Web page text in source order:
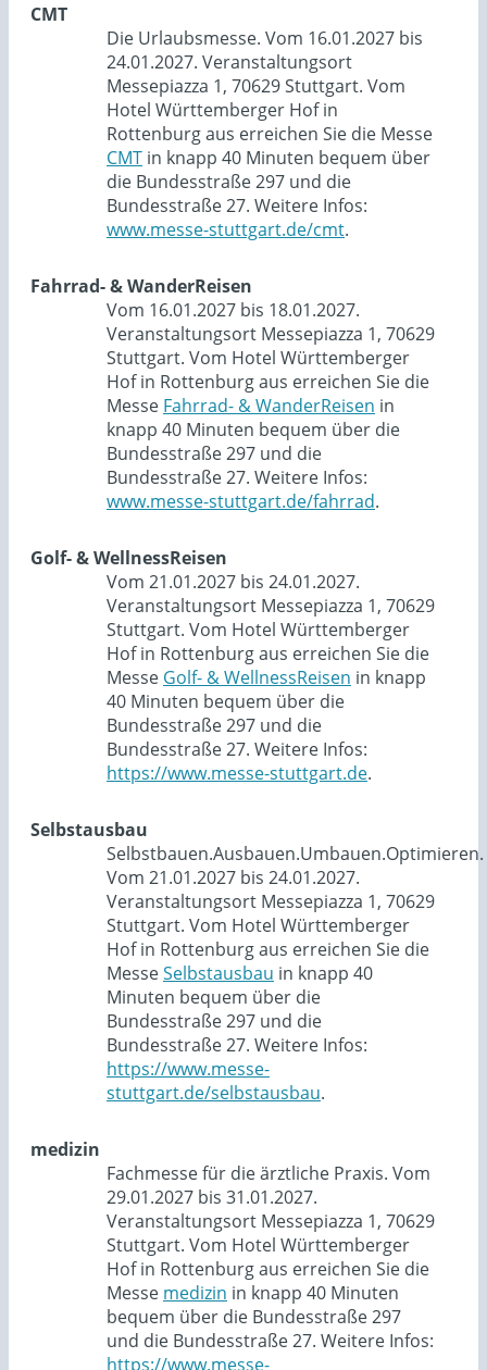
CMT
Die Urlaubsmesse. Vom 16.01.2027 bis
24.01.2027. Veranstaltungsort
Messepiazza 1, 70629 Stuttgart. Vom
Hotel Württemberger Hof in
Rottenburg aus erreichen Sie die Messe
CMT in knapp 40 Minuten bequem über
die Bundesstraße 297 und die
Bundesstraße 27. Weitere Infos:
www.messe-stuttgart.de/cmt.
Fahrrad- & WanderReisen
Vom 16.01.2027 bis 18.01.2027.
Veranstaltungsort Messepiazza 1, 70629
Stuttgart. Vom Hotel Württemberger
Hof in Rottenburg aus erreichen Sie die
Messe Fahrrad- & WanderReisen in
knapp 40 Minuten bequem über die
Bundesstraße 297 und die
Bundesstraße 27. Weitere Infos:
www.messe-stuttgart.de/fahrrad.
Golf- & WellnessReisen
Vom 21.01.2027 bis 24.01.2027.
Veranstaltungsort Messepiazza 1, 70629
Stuttgart. Vom Hotel Württemberger
Hof in Rottenburg aus erreichen Sie die
Messe Golf- & WellnessReisen in knapp
40 Minuten bequem über die
Bundesstraße 297 und die
Bundesstraße 27. Weitere Infos:
https://www.messe-stuttgart.de.
Selbstausbau
Selbstbauen.Ausbauen.Umbauen.Optimieren.
Vom 21.01.2027 bis 24.01.2027.
Veranstaltungsort Messepiazza 1, 70629
Stuttgart. Vom Hotel Württemberger
Hof in Rottenburg aus erreichen Sie die
MesseSelbstausbau in knapp 40
Minuten bequem über die
Bundesstraße 297 und die
Bundesstraße 27. Weitere Infos:
https://www.messe-
stuttgart.de/selbstausbau.
medizin
Fachmesse für die ärztliche Praxis. Vom
29.01.2027 bis 31.01.2027.
Veranstaltungsort Messepiazza 1, 70629
Stuttgart. Vom Hotel Württemberger
Hof in Rottenburg aus erreichen Sie die
Messe medizin in knapp 40 Minuten
bequem über die Bundesstraße 297
und die Bundesstraße 27. Weitere Infos:
https://www.messe-